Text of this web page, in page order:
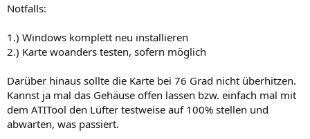
Notfalls:
1.) Windows komplett neu installieren
2.) Karte woanders testen, sofern möglich
Darüber hinaus sollte die Karte bei 76 Grad nicht überhitzen.
Kannst ja mal das Gehäuse offen lassen bzw. einfach mal mit
dem ATITool den Lüfter testweise auf 100% stellen und
abwarten, was passiert.